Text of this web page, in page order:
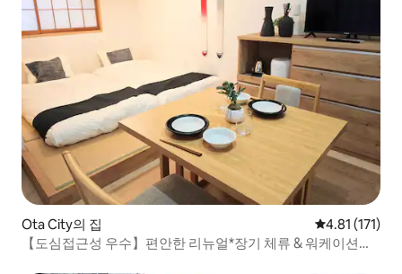
Ota City의 집 평점 4.81점(5
4.81 (171)
【도심접근성 우수】편안한 리뉴얼*장기 체류 & 워케이션에